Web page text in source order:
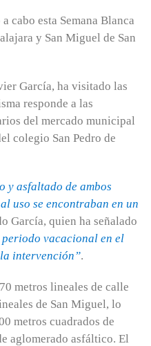
cabo esta Semana Blanca
y San Miguel de San
García, ha visitado las
responde a las
del mercado municipal
colegio San Pedro de
y asfaltado de ambos
uso se encontraban en un
García, quien ha señalado
periodo vacacional en el
intervención”.
metros lineales de calle
de San Miguel, lo
metros cuadrados de
aglomerado asfáltico. El